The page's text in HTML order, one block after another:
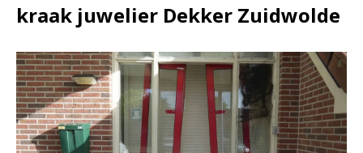
kraak juwelier Dekker Zuidwolde